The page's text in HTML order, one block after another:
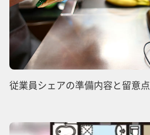
従業員シェアの準備内容と留意点